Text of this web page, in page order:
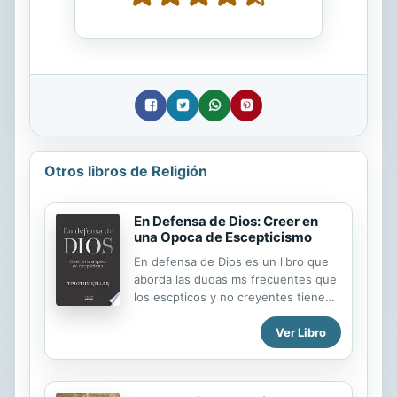
Otros libros de Religión
En Defensa de Dios: Creer en
una Opoca de Escepticismo
En defensa de Dios es un libro que
aborda las dudas ms frecuentes que
los escpticos y no creyentes tiene
sobre la religin. A travs de la
literatura, la filosofa, la antropologa,
la cultura popular, y el razonamiento
creencia en un Dios cristiano es, de
Ver Libro